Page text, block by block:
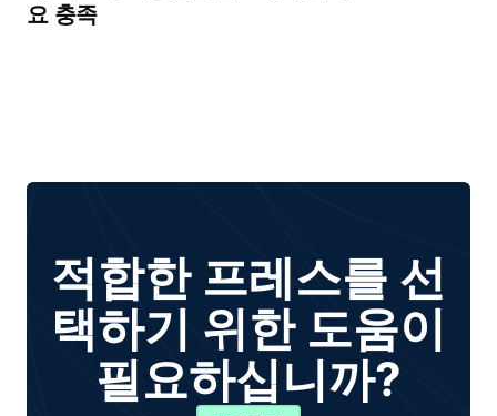
요 충족
적합한 프레스를 선
택하기 위한 도움이
필요하십니까?